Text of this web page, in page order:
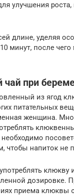
улучшения
длине, уделяя
минут, после
при
из ягод
питательных
женщина.
чтобы напиток не
клюкву
дозировке.
приема клюквы